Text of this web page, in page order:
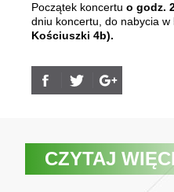
Początek koncertu o godz.
dniu koncertu, do nabycia w
Kościuszki 4b).
CZYTAJ